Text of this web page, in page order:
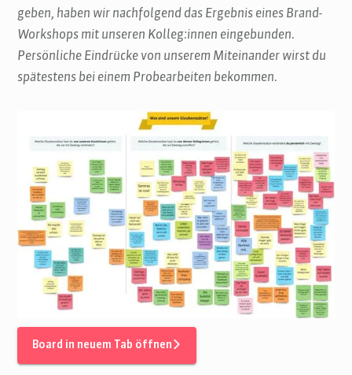
geben, haben wir nachfolgend das Ergebnis eines Brand-
Workshops mit unseren Kolleg:innen eingebunden.
Persönliche Eindrücke von unserem Miteinander wirst du
spätestens bei einem Probearbeiten bekommen.
Board in neuem Tab öffnen